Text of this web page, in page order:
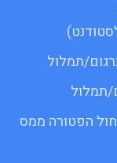
לחול הפטורה ממס